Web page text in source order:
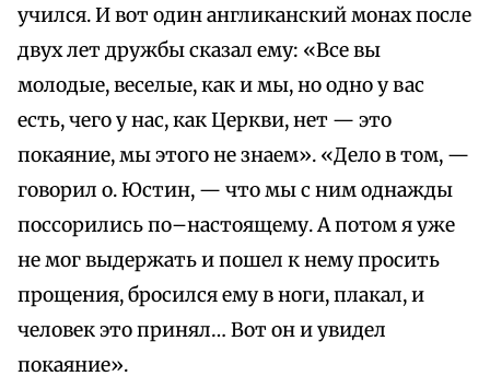
учился. И вот один англиканский монах после
двух лет дружбы сказал ему: «Все вы
молодые, веселые, как и мы, но одно у вас
есть, чего у нас, как Церкви, нет — это
покаяние, мы этого не знаем». «Дело в том, —
говорил о. Юстин, — что мы с ним однажды
поссорились по–настоящему. А потом я уже
не мог выдержать и пошел к нему просить
прощения, бросился ему в ноги, плакал, и
человек это принял… Вот он и увидел
покаяние».